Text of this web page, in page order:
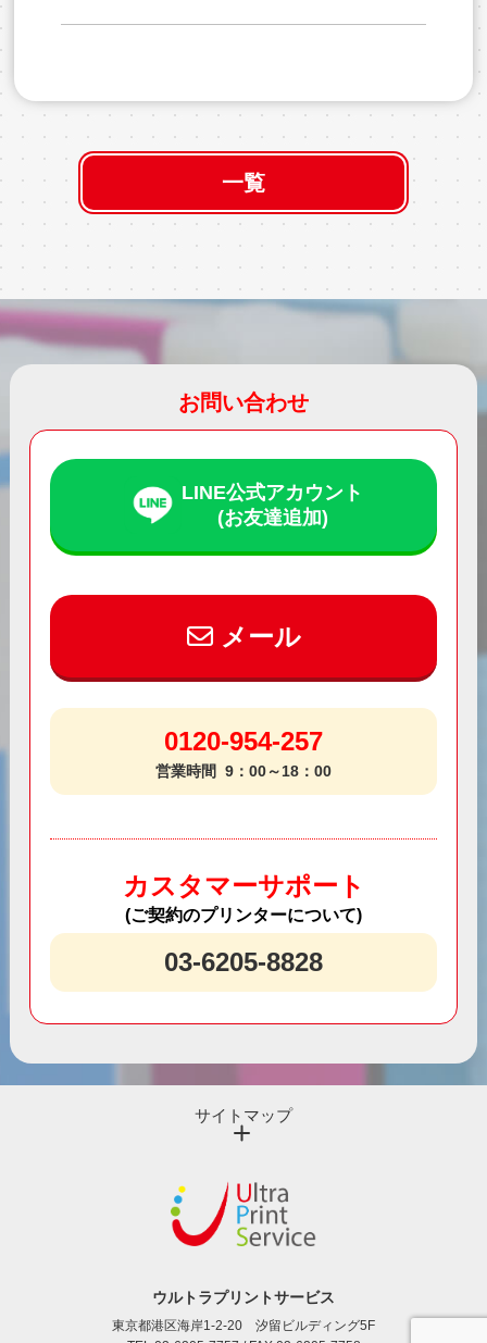
一覧
お問い合わせ
LINE公式アカウント
(お友達追加)
メール
0120-954-257
営業時間 9：00～18：00
カスタマーサポート
(ご契約のプリンターについて)
03-6205-8828
サイトマップ
ウルトラプリントサービス
東京都港区海岸1-2-20 汐留ビルディング5F